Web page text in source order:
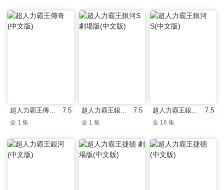
7.5
超人力霸王傳奇(中文版)
全 1 集
7.5
超人力霸王銀河S 劇場版(中文版)
全 1 集
7.5
超人力霸王銀河S(中文版)
全 16 集